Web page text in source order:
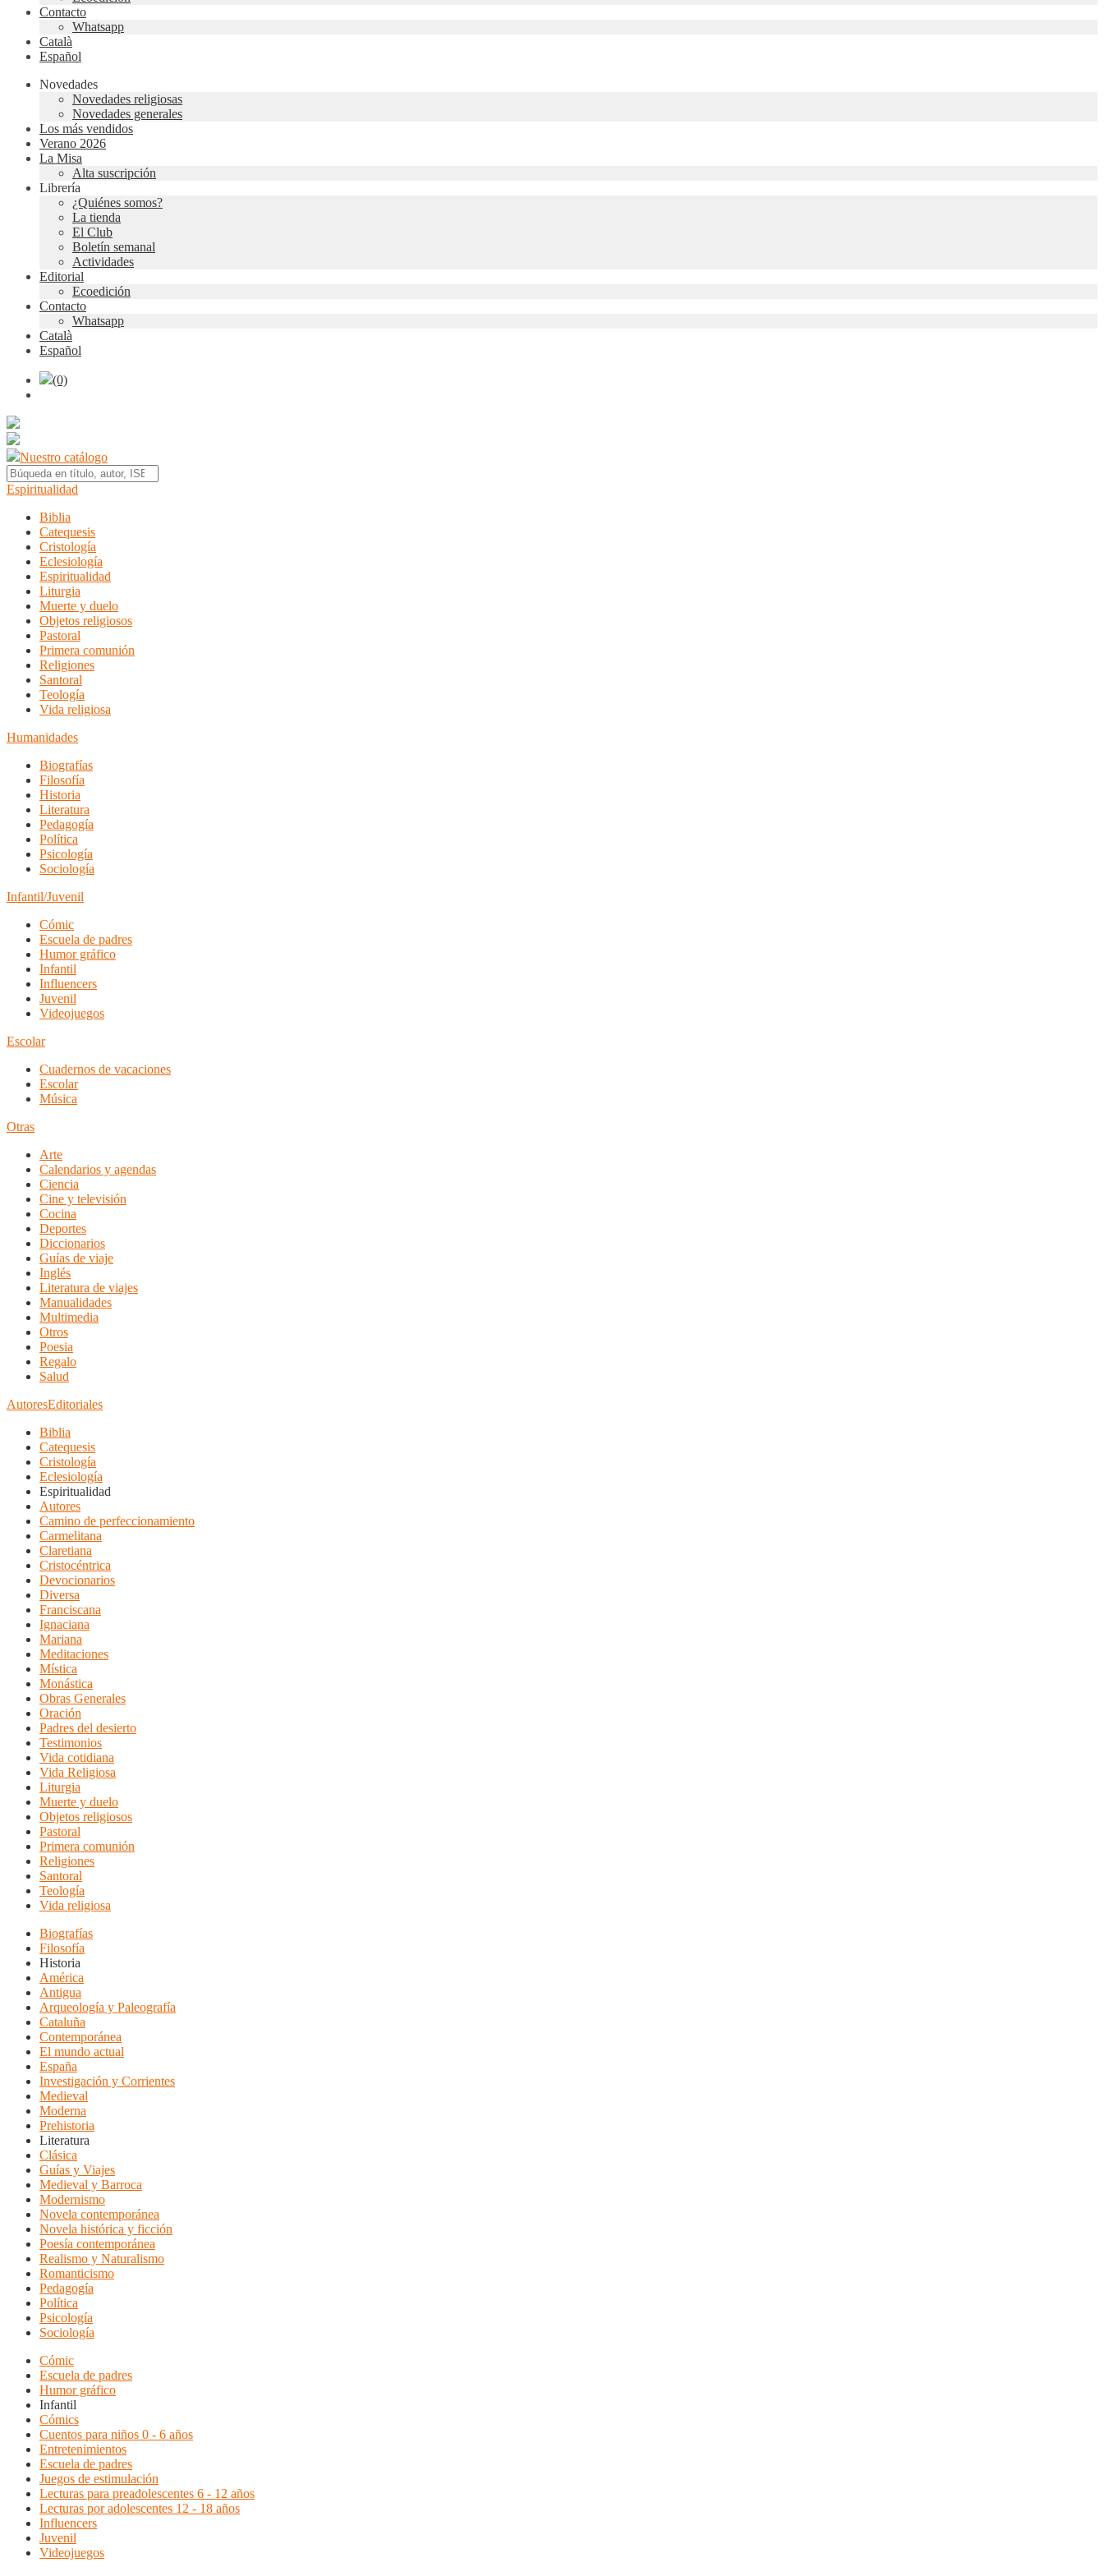
Contacto
Whatsapp
Català
Español
Novedades
Novedades religiosas
Novedades generales
Los más vendidos
Verano 2026
La Misa
Alta suscripción
Librería
¿Quiénes somos?
La tienda
El Club
Boletín semanal
Actividades
Editorial
Ecoedición
Contacto
Whatsapp
Català
Español
(0)
Nuestro catálogo
Espiritualidad
Biblia
Catequesis
Cristología
Eclesiología
Espiritualidad
Liturgia
Muerte y duelo
Objetos religiosos
Pastoral
Primera comunión
Religiones
Santoral
Teología
Vida religiosa
Humanidades
Biografías
Filosofía
Historia
Literatura
Pedagogía
Política
Psicología
Sociología
Infantil/Juvenil
Cómic
Escuela de padres
Humor gráfico
Infantil
Influencers
Juvenil
Videojuegos
Escolar
Cuadernos de vacaciones
Escolar
Música
Otras
Arte
Calendarios y agendas
Ciencia
Cine y televisión
Cocina
Deportes
Diccionarios
Guías de viaje
Inglés
Literatura de viajes
Manualidades
Multimedia
Otros
Poesia
Regalo
Salud
AutoresEditoriales
Biblia
Catequesis
Cristología
Eclesiología
Espiritualidad
Autores
Camino de perfeccionamiento
Carmelitana
Claretiana
Cristocéntrica
Devocionarios
Diversa
Franciscana
Ignaciana
Mariana
Meditaciones
Mística
Monástica
Obras Generales
Oración
Padres del desierto
Testimonios
Vida cotidiana
Vida Religiosa
Liturgia
Muerte y duelo
Objetos religiosos
Pastoral
Primera comunión
Religiones
Santoral
Teología
Vida religiosa
Biografías
Filosofía
Historia
América
Antigua
Arqueología y Paleografía
Cataluña
Contemporánea
El mundo actual
España
Investigación y Corrientes
Medieval
Moderna
Prehistoria
Literatura
Clásica
Guías y Viajes
Medieval y Barroca
Modernismo
Novela contemporánea
Novela histórica y ficción
Poesía contemporánea
Realismo y Naturalismo
Romanticismo
Pedagogía
Política
Psicología
Sociología
Cómic
Escuela de padres
Humor gráfico
Infantil
Cómics
Cuentos para niños 0 - 6 años
Entretenimientos
Escuela de padres
Juegos de estimulación
Lecturas para preadolescentes 6 - 12 años
Lecturas por adolescentes 12 - 18 años
Influencers
Juvenil
Videojuegos